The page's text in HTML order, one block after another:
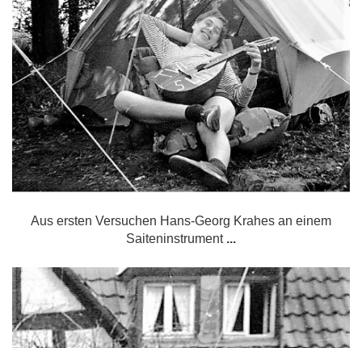
Aus ersten Versuchen Hans-Georg Krahes an einem
Saiteninstrument ...